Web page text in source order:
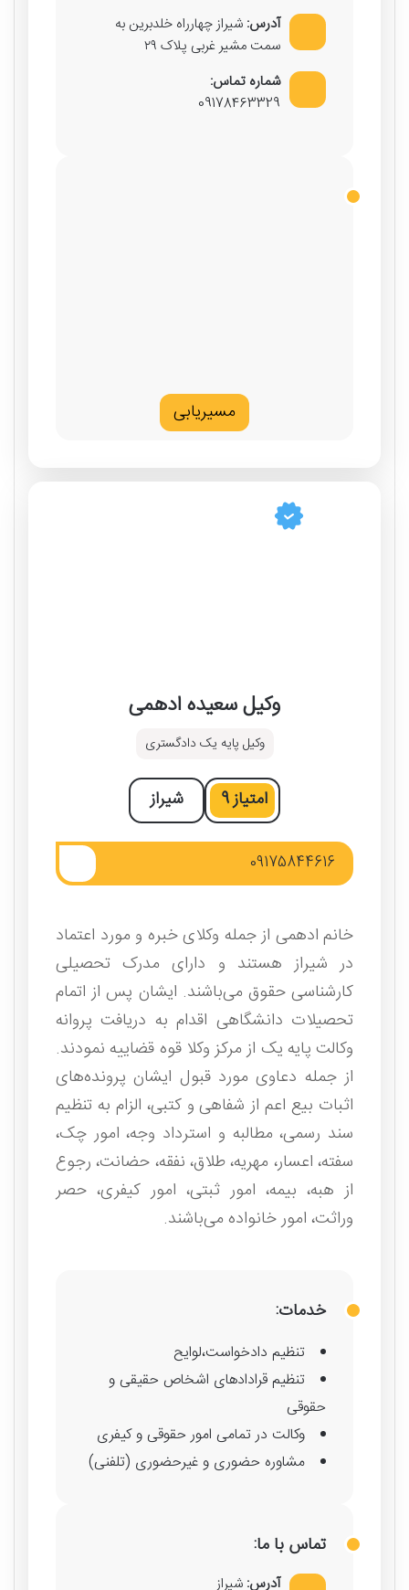
آدرس: شیراز چهارراه خلدبرین به
سمت مشیر غربی پلاک ۲۹
شماره تماس:
09178463329
مسیریابی
وکیل سعیده ادهمی
وکیل پایه یک دادگستری
امتیاز9 شیراز
09175844616
خانم ادهمی از جمله وکلای خبره و مورد اعتماد
در شیراز هستند و دارای مدرک تحصیلی
کارشناسی حقوق می‌باشند. ایشان پس از اتمام
تحصیلات دانشگاهی اقدام به دریافت پروانه
وکالت پایه یک از مرکز وکلا قوه قضاییه نمودند.
از جمله دعاوی مورد قبول ایشان پرونده‌های
اثبات بیع اعم از شفاهی و کتبی، الزام به تنظیم
سند رسمی، مطالبه و استرداد وجه، امور چک،
سفته، اعسار، مهریه، طلاق، نفقه، حضانت، رجوع
از هبه، بیمه، امور ثبتی، امور کیفری، حصر
وراثت، امور خانواده می‌باشند.
خدمات:
تنظیم دادخواست،لوایح
تنظیم قرادادهای اشخاص حقیقی و
حقوقی
وکالت در تمامی امور حقوقی و کیفری
مشاوره حضوری و غیرحضوری (تلفنی)
تماس با ما:
آدرس: شیراز